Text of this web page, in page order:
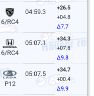
6/RC4
04:59.3
+26.5
+04.8
Δ7.7
6/RC4
05:07.1
+34.3
+07.8
Δ9.8
P12
05:07.5
+34.7
+00.4
Δ9.9